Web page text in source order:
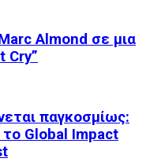
Almond σε μια
Cry”
παγκοσμίως:
Global Impact